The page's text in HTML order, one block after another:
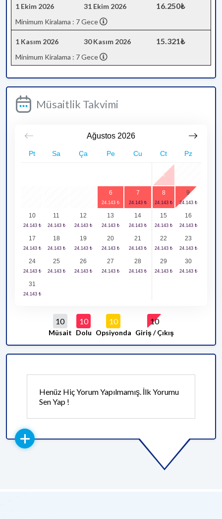
1 Ekim 2026 31 Ekim 2026 16.250₺
Minimum Kiralama : 7 Gece
1 Kasım 2026 30 Kasım 2026 15.321₺
Minimum Kiralama : 7 Gece
Müsaitlik Takvimi
Ağustos 2026
Pt Sa Ça Pe Cu Ct Pz
1
6 7 8 9
10 11 12 13 14 15 16
17 18 19 20 21 22 23
24 25 26 27 28 29 30
31
10
Müsait
10
Dolu
10
Opsiyonda
10
Giriş / Çıkış
Henüz Hiç Yorum Yapılmamış. İlk Yorumu
Sen Yap !